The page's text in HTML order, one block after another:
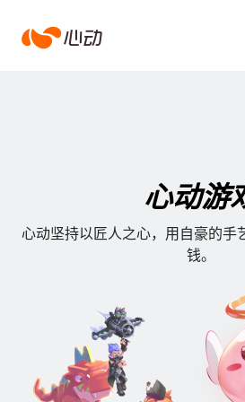
心搜索结果
心动游
心动坚持以匠人之心，用自豪的手
钱。